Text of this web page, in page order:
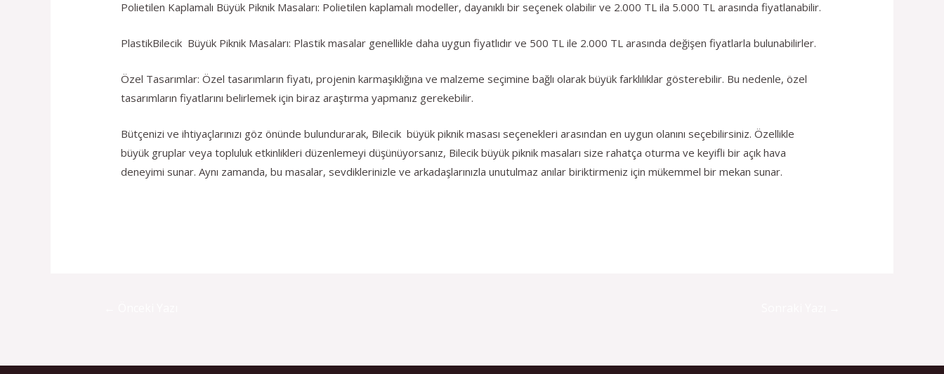
Polietilen Kaplamalı Büyük Piknik Masaları: Polietilen kaplamalı modeller, dayanıklı bir seçenek olabilir ve 2.000 TL ila 5.000 TL arasında fiyatlanabilir.
PlastikBilecik Büyük Piknik Masaları: Plastik masalar genellikle daha uygun fiyatlıdır ve 500 TL ile 2.000 TL arasında değişen fiyatlarla bulunabilirler.
Özel Tasarımlar: Özel tasarımların fiyatı, projenin karmaşıklığına ve malzeme seçimine bağlı olarak büyük farklılıklar gösterebilir. Bu nedenle, özel
tasarımların fiyatlarını belirlemek için biraz araştırma yapmanız gerekebilir.
Bütçenizi ve ihtiyaçlarınızı göz önünde bulundurarak, Bilecik büyük piknik masası seçenekleri arasından en uygun olanını seçebilirsiniz. Özellikle
büyük gruplar veya topluluk etkinlikleri düzenlemeyi düşünüyorsanız, Bilecik büyük piknik masaları size rahatça oturma ve keyifli bir açık hava
deneyimi sunar. Aynı zamanda, bu masalar, sevdiklerinizle ve arkadaşlarınızla unutulmaz anılar biriktirmeniz için mükemmel bir mekan sunar.